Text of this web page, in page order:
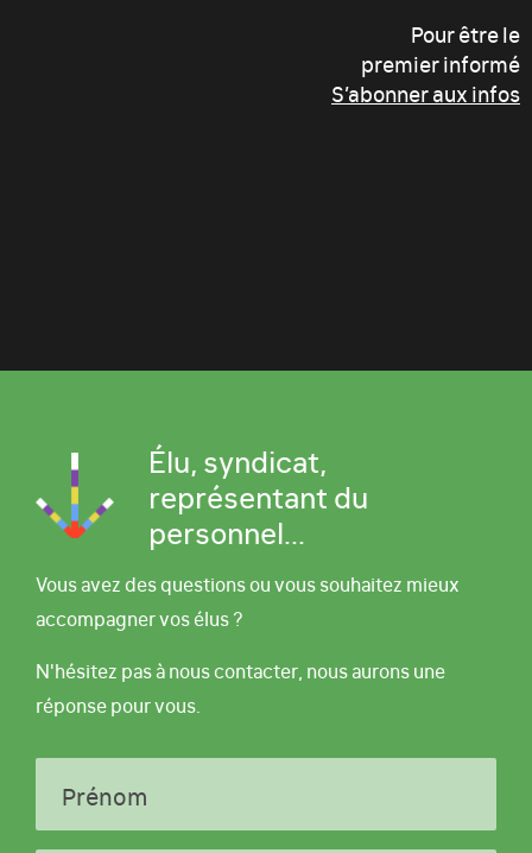
Pour être le
premier informé
S’abonner aux infos
Élu, syndicat,
représentant du
personnel...
Vous avez des questions ou vous souhaitez mieux
accompagner vos élus ?
N'hésitez pas à nous contacter, nous aurons une
réponse pour vous.
Prénom